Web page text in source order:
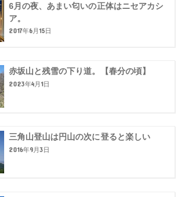
6月の夜、あまい匂いの正体はニセアカシ
ア。
2017年6月15日
赤坂山と残雪の下り道。【春分の頃】
2023年4月1日
三角山登山は円山の次に登ると楽しい
2016年9月3日